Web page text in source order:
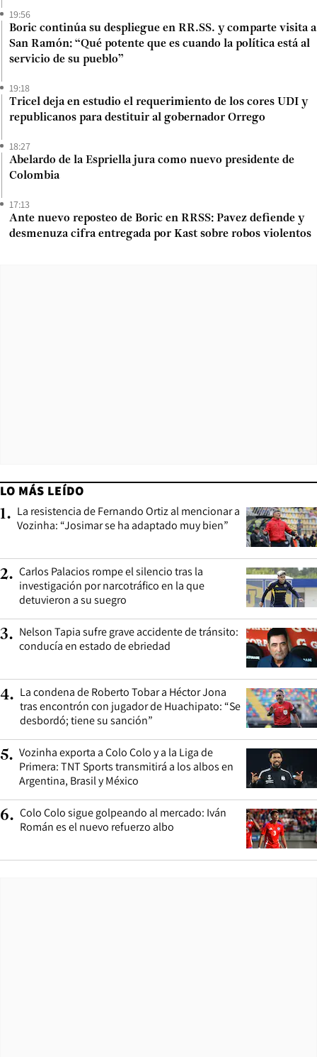
19:56
Boric continúa su despliegue en RR.SS. y comparte visita a
San Ramón: “Qué potente que es cuando la política está al
servicio de su pueblo”
19:18
Tricel deja en estudio el requerimiento de los cores UDI y
republicanos para destituir al gobernador Orrego
18:27
Abelardo de la Espriella jura como nuevo presidente de
Colombia
17:13
Ante nuevo reposteo de Boric en RRSS: Pavez defiende y
desmenuza cifra entregada por Kast sobre robos violentos
LO MÁS LEÍDO
1. La resistencia de Fernando Ortiz al mencionar a
Vozinha: “Josimar se ha adaptado muy bien”
2. Carlos Palacios rompe el silencio tras la
investigación por narcotráfico en la que
detuvieron a su suegro
3. Nelson Tapia sufre grave accidente de tránsito:
conducía en estado de ebriedad
4. La condena de Roberto Tobar a Héctor Jona
tras encontrón con jugador de Huachipato: “Se
desbordó; tiene su sanción”
5. Vozinha exporta a Colo Colo y a la Liga de
Primera: TNT Sports transmitirá a los albos en
Argentina, Brasil y México
6. Colo Colo sigue golpeando al mercado: Iván
Román es el nuevo refuerzo albo